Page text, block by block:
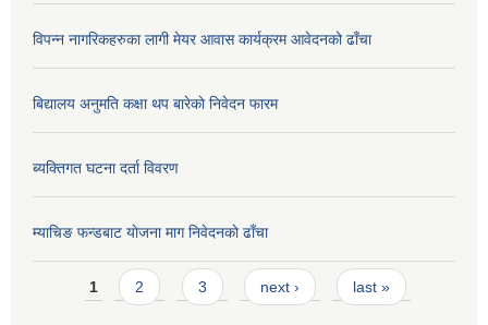
विपन्न नागरिकहरुका लागी मेयर आवास कार्यक्रम आवेदनको ढाँचा
बिद्यालय अनुमति कक्षा थप बारेकाे निवेदन फारम
ब्यक्तिगत घटना दर्ता विवरण
म्याचिङ फन्डबाट याेजना माग निवेदनकाे ढाँचा
Pages
1 2 3 next › last »